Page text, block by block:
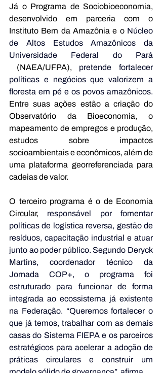
Já o Programa de Sociobioeconomia,
desenvolvido em parceria com o
Instituto Bem da Amazônia e o Núcleo
de Altos Estudos Amazônicos da
(NAEA/UFPA), pretende fortalecer
políticas e negócios que valorizem a
Entre suas ações estão a criação do
Observatório da Bioeconomia, o
mapeamento de empregos e produção,
estudos sobre impactos
socioambientais e econômicos, além de
uma plataforma georreferenciada para
cadeias de valor.
O terceiro programa é o de Economia
Circular, responsável por fomentar
políticas de logística reversa, gestão de
resíduos, capacitação industrial e atuar
junto ao poder público. Segundo Deryck
Martins, coordenador técnico da
Jornada COP+, o programa foi
estruturado para funcionar de forma
integrada ao ecossistema já existente
na Federação. “Queremos fortalecer o
que já temos, trabalhar com as demais
casas do Sistema FIEPA e os parceiros
estratégicos para acelerar a adoção de
práticas circulares e construir um